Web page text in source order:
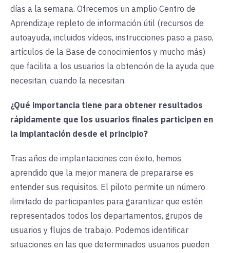
días a la semana. Ofrecemos un amplio Centro de
Aprendizaje repleto de información útil (recursos de
autoayuda, incluidos vídeos, instrucciones paso a paso,
artículos de la Base de conocimientos y mucho más)
que facilita a los usuarios la obtención de la ayuda que
necesitan, cuando la necesitan.
¿Qué importancia tiene para obtener resultados
rápidamente que los usuarios finales participen en
la implantación desde el principio?
Tras años de implantaciones con éxito, hemos
aprendido que la mejor manera de prepararse es
entender sus requisitos. El piloto permite un número
ilimitado de participantes para garantizar que estén
representados todos los departamentos, grupos de
usuarios y flujos de trabajo. Podemos identificar
situaciones en las que determinados usuarios pueden